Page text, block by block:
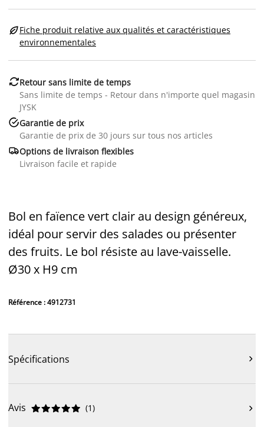
Fiche produit relative aux qualités et caractéristiques
environnementales
Retour sans limite de temps
Sans limite de temps - Retour dans n'importe quel magasin
JYSK
Garantie de prix
Garantie de prix de 30 jours sur tous nos articles
Options de livraison flexibles
Livraison facile et rapide
Bol en faïence vert clair au design généreux,
idéal pour servir des salades ou présenter
des fruits. Le bol résiste au lave-vaisselle.
Ø30 x H9 cm
Référence : 4912731
Spécifications 
Avis 




 (1) 